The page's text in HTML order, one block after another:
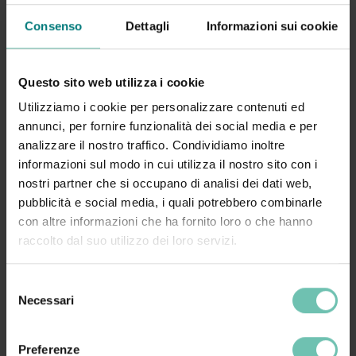
Consenso Dettagli Informazioni sui cookie
Questo sito web utilizza i cookie
Utilizziamo i cookie per personalizzare contenuti ed
annunci, per fornire funzionalità dei social media e per
analizzare il nostro traffico. Condividiamo inoltre
informazioni sul modo in cui utilizza il nostro sito con i
nostri partner che si occupano di analisi dei dati web,
pubblicità e social media, i quali potrebbero combinarle
con altre informazioni che ha fornito loro o che hanno
raccolto dal suo utilizzo dei loro servizi.
delNecessari
Preferenze
50 Euro + IVA
almeno 7 giorni prima dell’inizio della lezione, in caso
contrario verrà emessa fattura
connessione Internet stabile e di un dispositivo compatibile
mantenere attiva la webcam
consentire al docente di interagire con i partecipanti e
di test, l’aula virtuale verrà attivata 30 minuti prima
dell’inizio del corso.